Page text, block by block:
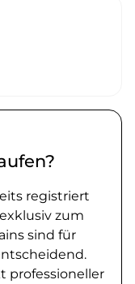
registriert
zum
sind für
professioneller